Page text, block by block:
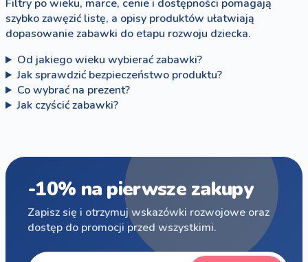
Filtry po wieku, marce, cenie i dostępności pomagają
szybko zawęzić listę, a opisy produktów ułatwiają
dopasowanie zabawki do etapu rozwoju dziecka.
Od jakiego wieku wybierać zabawki?
Jak sprawdzić bezpieczeństwo produktu?
Co wybrać na prezent?
Jak czyścić zabawki?
-10% na pierwsze zakupy
Zapisz się i otrzymuj wskazówki rozwojowe oraz
dostęp do promocji przed wszystkimi.